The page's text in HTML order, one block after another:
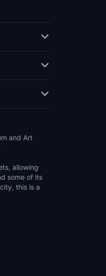
and Art
allowing
some of its
this is a